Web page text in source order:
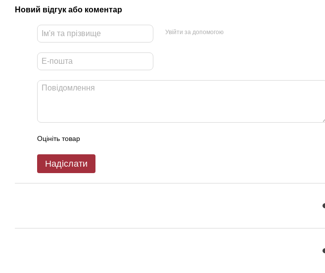
Новий відгук або коментар
Увійти за допомогою
Оцініть товар
Надіслати